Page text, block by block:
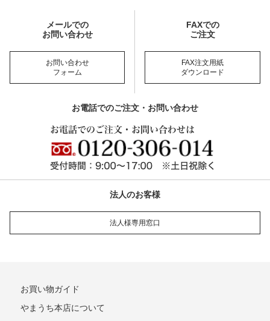
メールでの
お問い合わせ
お問い合わせ
フォーム
FAXでの
ご注文
FAX注文用紙
ダウンロード
お電話でのご注文・お問い合わせ
法人のお客様
法人様専用窓口
お買い物ガイド
やまうち本店について